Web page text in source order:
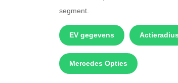
segment.
EV gegevens
Mercedes Opties